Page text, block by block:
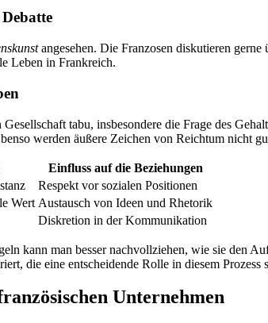
angesehen. Die Franzosen diskutieren
Leben in Frankreich.
tabu, insbesondere die Frage des
werden äußere Zeichen von Reichtum nicht
Einfluss auf die Beziehungen
Respekt vor sozialen Positionen
Wert Austausch von Ideen und Rhetorik
Diskretion in der Kommunikation
kann man besser nachvollziehen, wie sie den
die eine entscheidende Rolle in diesem Prozess
Unternehmen